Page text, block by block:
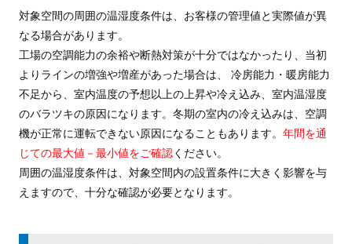
対象空間の周囲の温湿度条件は、お客様の管理値と実際値が異
なる場合があります。
工場の空調能力の余裕や断熱対策が十分ではなかったり、当初
よりラインの増強や増産があった場合は、 冷房能力・暖房能力
不足から、室内温度の予想以上の上昇や冷え込み、室内温湿度
のバラツキの原因になります。冬期の室内の冷え込みは、空調
機が正常に運転できない原因になることもあります。 年間を通
じての最大値－最小値をご確認ください。
周囲の温湿度条件は、対象空間内の設置条件に大きく影響を与
えますので、十分な確認が必要となります。